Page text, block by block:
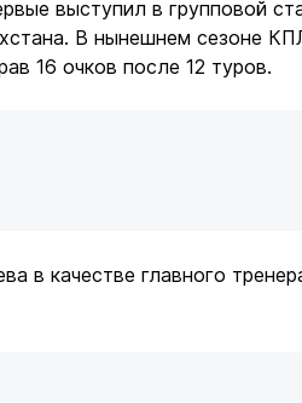
выступил в групповой
В нынешнем сезоне
16 очков после 12 туров.
в качестве главного